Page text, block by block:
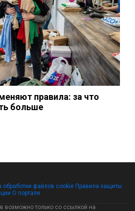
правила: за что
больше
обработки файлов cookie Правила защиты
О портале
возможно только со ссылкой на